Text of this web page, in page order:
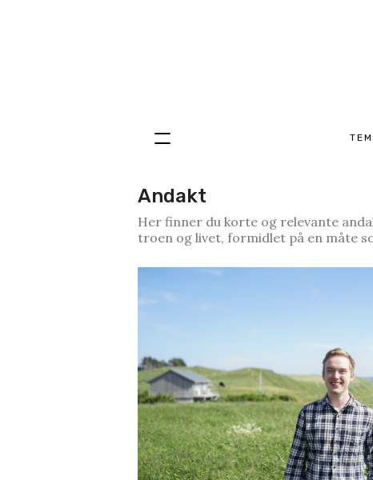
Hopp
innhold
Andakt
Her finner du korte og relevante
troen og livet, formidlet på en måte